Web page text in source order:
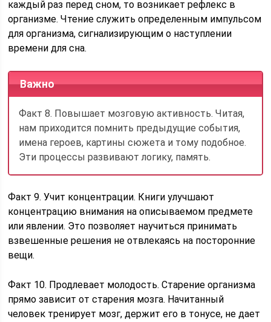
каждый раз перед сном, то возникает рефлекс в
организме. Чтение служить определенным импульсом
для организма, сигнализирующим о наступлении
времени для сна.
Важно
Факт 8. Повышает мозговую активность. Читая,
нам приходится помнить предыдущие события,
имена героев, картины сюжета и тому подобное.
Эти процессы развивают логику, память.
Факт 9. Учит концентрации. Книги улучшают
концентрацию внимания на описываемом предмете
или явлении. Это позволяет научиться принимать
взвешенные решения не отвлекаясь на посторонние
вещи.
Факт 10. Продлевает молодость. Старение организма
прямо зависит от старения мозга. Начитанный
человек тренирует мозг, держит его в тонусе, не дает